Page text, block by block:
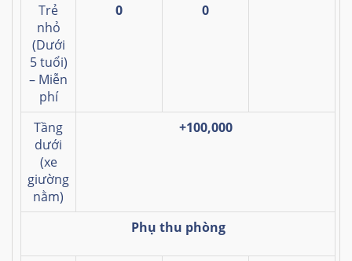
Trẻ
nhỏ
(Dưới
5 tuổi)
– Miễn
phí
0 0
Tầng
dưới
(xe
giường
nằm)
+100,000
Phụ thu phòng